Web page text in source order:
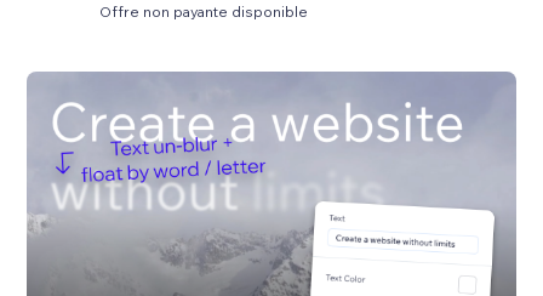
Offre non payante disponible